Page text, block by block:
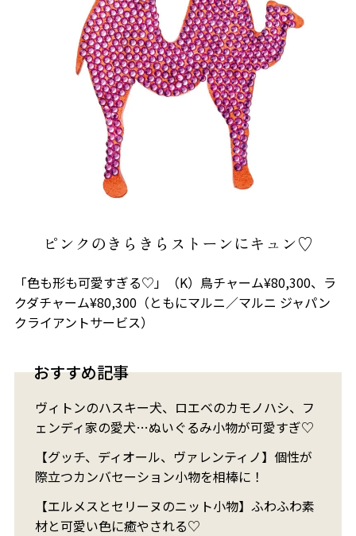
ピンクのきらきらストーンにキュン♡
「色も形も可愛すぎる♡」（K）鳥チャーム¥80,300、ラ
クダチャーム¥80,300（ともにマルニ／マルニ ジャパン
クライアントサービス）
おすすめ記事
ヴィトンのハスキー犬、ロエベのカモノハシ、フ
ェンディ家の愛犬…ぬいぐるみ小物が可愛すぎ♡
【グッチ、ディオール、ヴァレンティノ】個性が
際立つカンバセーション小物を相棒に！
【エルメスとセリーヌのニット小物】ふわふわ素
材と可愛い色に癒やされる♡